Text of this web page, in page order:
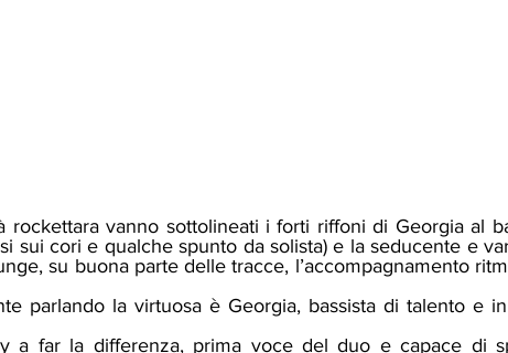
rockettara vanno sottolineati i forti riffoni di Georgia al
sui cori e qualche spunto da solista) e la seducente e
su buona parte delle tracce, l’accompagnamento